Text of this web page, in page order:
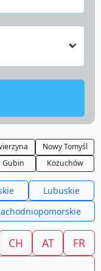
Nowy Tomyśl
Gubin Kożuchów
Lubuskie
CH AT
FR